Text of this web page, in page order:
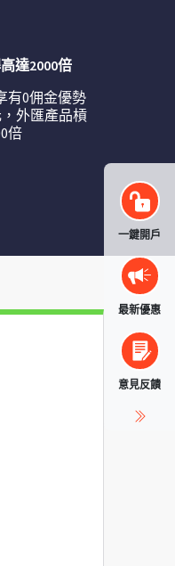
達2000倍
有0佣金優勢
外匯產品槓
倍
一鍵開戶
最新優惠
意見反饋